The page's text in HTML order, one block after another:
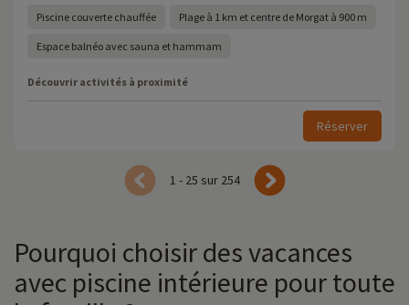
Piscine couverte chauffée Plage à 1 km et centre de Morgat à 900 m
Espace balnéo avec sauna et hammam
Découvrir activités à proximité
Réserver
1 - 25 sur 254
Pourquoi choisir des vacances
avec piscine intérieure pour toute